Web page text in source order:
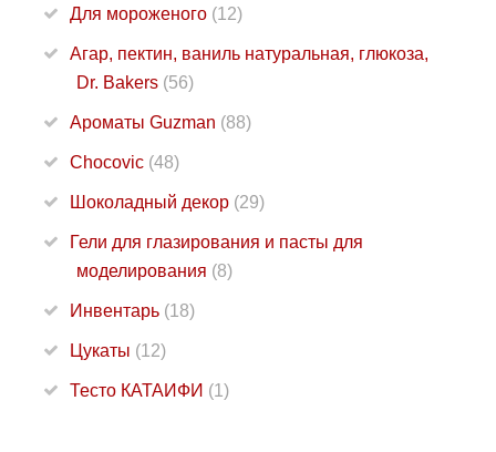
Для мороженого (12)
Агар, пектин, ваниль натуральная, глюкоза,
Dr. Bakers (56)
Ароматы Guzman (88)
Chocovic (48)
Шоколадный декор (29)
Гели для глазирования и пасты для
моделирования (8)
Инвентарь (18)
Цукаты (12)
Тесто КАТАИФИ (1)